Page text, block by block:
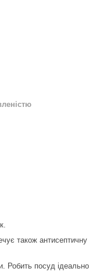
також
Робить посуд